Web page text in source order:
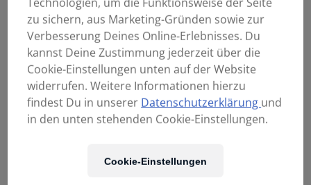
zu sichern, aus Marketing-Gründen sowie zur
Verbesserung Deines Online-Erlebnisses. Du
kannst Deine Zustimmung jederzeit über die
Cookie-Einstellungen unten auf der Website
widerrufen. Weitere Informationen hierzu
findest Du in unserer Datenschutzerklärung und
in den unten stehenden Cookie-Einstellungen.
Cookie-Einstellungen